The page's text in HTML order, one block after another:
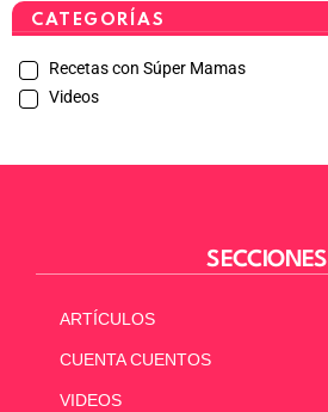
CATEGORÍAS
Recetas con Súper Mamas
Videos
SECCIONES
ARTÍCULOS
CUENTA CUENTOS
VIDEOS